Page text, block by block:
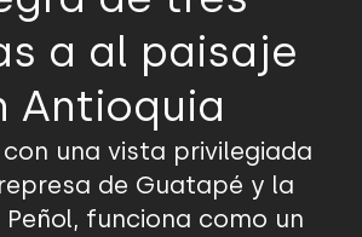
a al paisaje
Antioquia
una vista privilegiada
de Guatapé y la
funciona como un